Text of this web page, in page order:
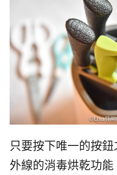
只要按下唯一的按
外線的消毒烘乾功